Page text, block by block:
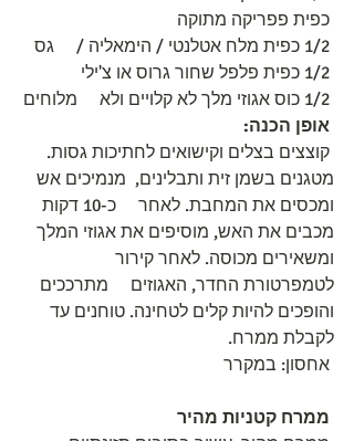
אופן הכנה:
קוצצים בצלים וקישואים לחתיכות גסות.
מטגנים בשמן זית ותבלינים,  מנמיכים אש
ומכסים את המחבת. לאחר     כ-10 דקות
מכבים את האש, מוסיפים את אגוזי המלך
ומשאירים מכוסה. לאחר קירור
לטמפרטורת החדר, האגוזים     מתרככים
והופכים להיות קלים לטחינה. טוחנים עד
לקבלת ממרח.
ממרח קטניות מהיר